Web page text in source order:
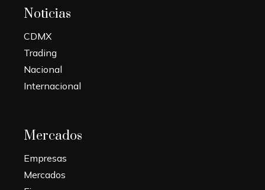
Noticias
CDMX
Trading
Nacional
Internacional
Mercados
Empresas
Mercados